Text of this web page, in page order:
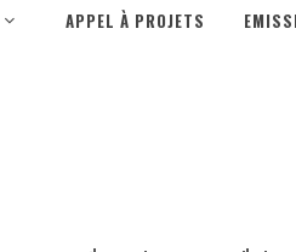
APPEL À PROJETS